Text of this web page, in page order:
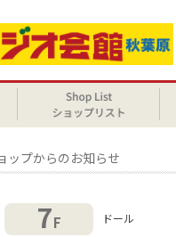
ップからのお知らせ
7F ドール